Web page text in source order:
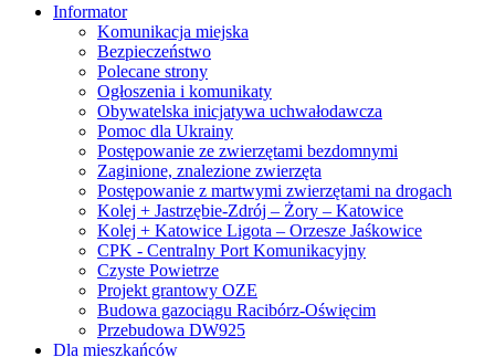
Informator
Komunikacja miejska
Bezpieczeństwo
Polecane strony
Ogłoszenia i komunikaty
Obywatelska inicjatywa uchwałodawcza
Pomoc dla Ukrainy
Postępowanie ze zwierzętami bezdomnymi
Zaginione, znalezione zwierzęta
Postępowanie z martwymi zwierzętami na drogach
Kolej + Jastrzębie-Zdrój – Żory – Katowice
Kolej + Katowice Ligota – Orzesze Jaśkowice
CPK - Centralny Port Komunikacyjny
Czyste Powietrze
Projekt grantowy OZE
Budowa gazociągu Racibórz-Oświęcim
Przebudowa DW925
Dla mieszkańców